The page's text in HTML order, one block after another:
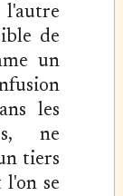
de
un
les
ne
tiers
l'on se